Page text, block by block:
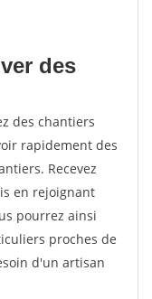
des
des chantiers
rapidement des
Recevez
en rejoignant
pourrez ainsi
proches de
d'un artisan